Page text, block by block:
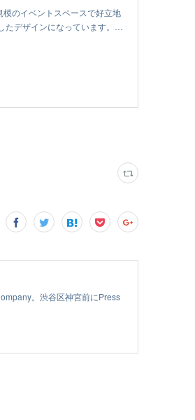
模のイベントスペースで好立地
たデザインになっています。…
。渋谷区神宮前にPress